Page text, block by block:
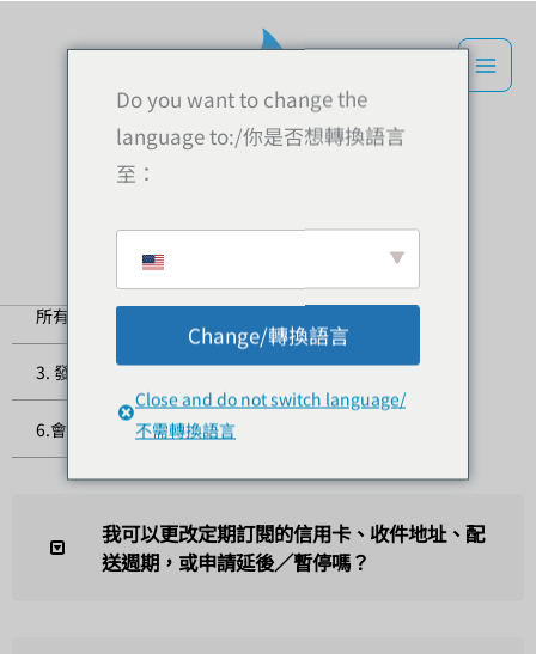
常見問題
所有問題
3. 發酵問題 4. 付款問題 5. 運輸問題
6.會員與點數問題 7. 定期訂閱問題
我可以更改定期訂閱的信用卡、收件地址、配
送週期，或申請延後／暫停嗎？
Do you want to change the
language to:/你是否想轉換語言
至：
Change/轉換語言
Close and do not switch language/
不需轉換語言